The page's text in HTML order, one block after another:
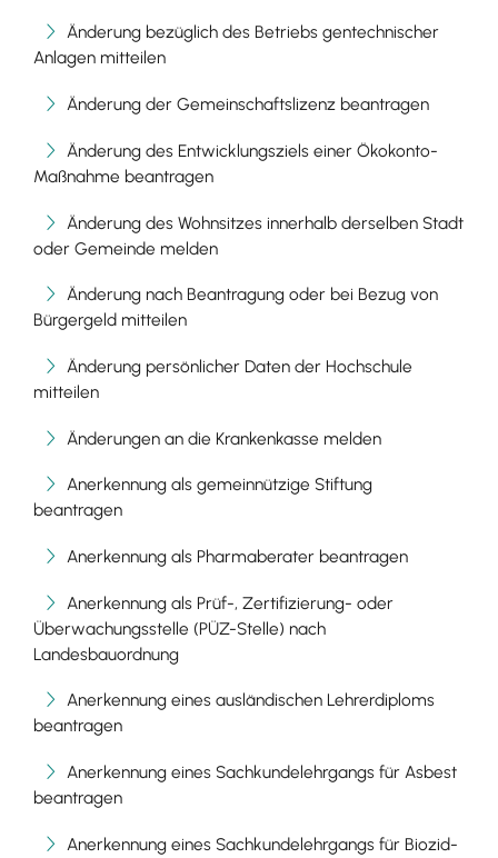
Änderung bezüglich des Betriebs gentechnischer
Anlagen mitteilen
Änderung der Gemeinschaftslizenz beantragen
Änderung des Entwicklungsziels einer Ökokonto-
Maßnahme beantragen
Änderung des Wohnsitzes innerhalb derselben Stadt
oder Gemeinde melden
Änderung nach Beantragung oder bei Bezug von
Bürgergeld mitteilen
Änderung persönlicher Daten der Hochschule
mitteilen
Änderungen an die Krankenkasse melden
Anerkennung als gemeinnützige Stiftung
beantragen
Anerkennung als Pharmaberater beantragen
Anerkennung als Prüf-, Zertifizierung- oder
Überwachungsstelle (PÜZ-Stelle) nach
Landesbauordnung
Anerkennung eines ausländischen Lehrerdiploms
beantragen
Anerkennung eines Sachkundelehrgangs für Asbest
beantragen
Anerkennung eines Sachkundelehrgangs für Biozid-